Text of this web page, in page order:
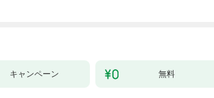
キャンペーン 無料